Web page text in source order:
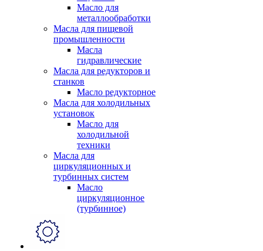
Масло для
металлообработки
Масла для пищевой
промышленности
Масла
гидравлические
Масла для редукторов и
станков
Масло редукторное
Масла для холодильных
установок
Масло для
холодильной
техники
Масла для
циркуляционных и
турбинных систем
Масло
циркуляционное
(турбинное)